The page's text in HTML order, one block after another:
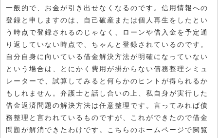
一般的で、お金が引き出せなくなるのです。信用情報への
登録と申しますのは、自己破産または個人再生をしたとい
う時点で登録されるのじゃなく、ローンや借入金を予定通
り返していない時点で、ちゃんと登録されているのです。
自分自身に向いている借金解決方法が明確になっていない
という場合は、とにかく費用が掛からない債務整理シミュ
レーターで、試算してみると何らかのヒントが得られるか
もしれません。弁護士と話し合いの上、私自身が実行した
借金返済問題の解決方法は任意整理です。言ってみれば債
務整理と言われているものですが、これができたので借金
問題が解消できたわけです。こちらのホームページで閲覧